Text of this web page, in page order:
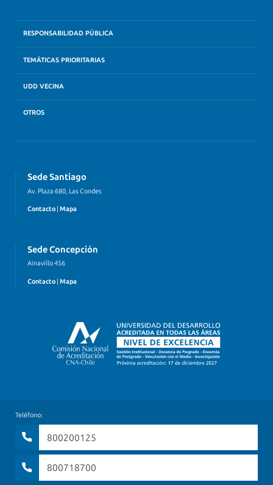
RESPONSABILIDAD PÚBLICA
TEMÁTICAS PRIORITARIAS
UDD VECINA
OTROS
Sede Santiago
Av. Plaza 680, Las Condes
Contacto | Mapa
Sede Concepción
Ainavillo 456
Contacto | Mapa
Teléfono:
800200125
800718700